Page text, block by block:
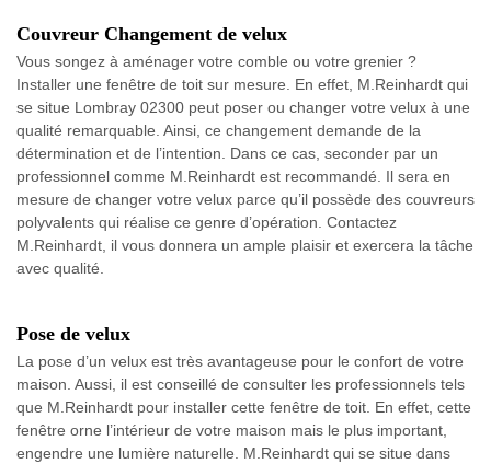
Couvreur Changement de velux
Vous songez à aménager votre comble ou votre grenier ?
Installer une fenêtre de toit sur mesure. En effet, M.Reinhardt qui
se situe Lombray 02300 peut poser ou changer votre velux à une
qualité remarquable. Ainsi, ce changement demande de la
détermination et de l’intention. Dans ce cas, seconder par un
professionnel comme M.Reinhardt est recommandé. Il sera en
mesure de changer votre velux parce qu’il possède des couvreurs
polyvalents qui réalise ce genre d’opération. Contactez
M.Reinhardt, il vous donnera un ample plaisir et exercera la tâche
avec qualité.
Pose de velux
La pose d’un velux est très avantageuse pour le confort de votre
maison. Aussi, il est conseillé de consulter les professionnels tels
que M.Reinhardt pour installer cette fenêtre de toit. En effet, cette
fenêtre orne l’intérieur de votre maison mais le plus important,
engendre une lumière naturelle. M.Reinhardt qui se situe dans